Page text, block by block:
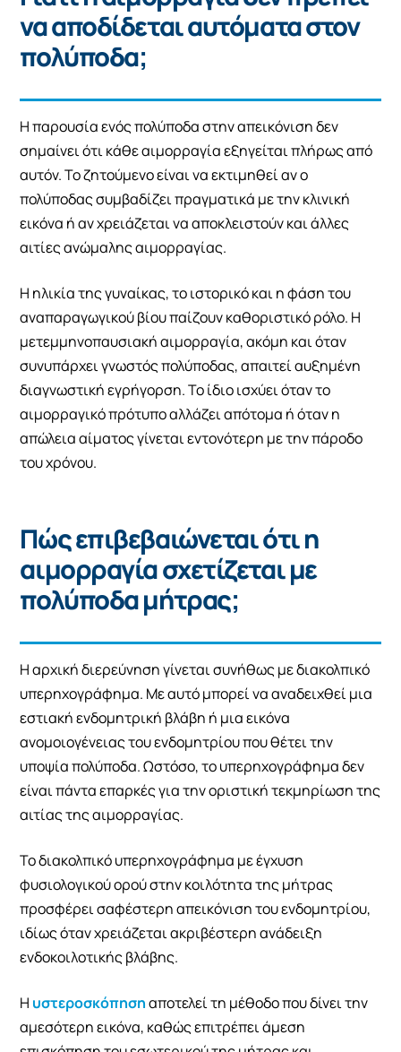
να αποδίδεται αυτόματα στον
πολύποδα;
Η παρουσία ενός πολύποδα στην απεικόνιση δεν
σημαίνει ότι κάθε αιμορραγία εξηγείται πλήρως από
αυτόν. Το ζητούμενο είναι να εκτιμηθεί αν ο
πολύποδας συμβαδίζει πραγματικά με την κλινική
εικόνα ή αν χρειάζεται να αποκλειστούν και άλλες
αιτίες ανώμαλης αιμορραγίας.
Η ηλικία της γυναίκας, το ιστορικό και η φάση του
αναπαραγωγικού βίου παίζουν καθοριστικό ρόλο. Η
μετεμμηνοπαυσιακή αιμορραγία, ακόμη και όταν
συνυπάρχει γνωστός πολύποδας, απαιτεί αυξημένη
διαγνωστική εγρήγορση. Το ίδιο ισχύει όταν το
αιμορραγικό πρότυπο αλλάζει απότομα ή όταν η
απώλεια αίματος γίνεται εντονότερη με την πάροδο
του χρόνου.
Πώς επιβεβαιώνεται ότι η
αιμορραγία σχετίζεται με
πολύποδα μήτρας;
Η αρχική διερεύνηση γίνεται συνήθως με διακολπικό
υπερηχογράφημα. Με αυτό μπορεί να αναδειχθεί μια
εστιακή ενδομητρική βλάβη ή μια εικόνα
ανομοιογένειας του ενδομητρίου που θέτει την
υποψία πολύποδα. Ωστόσο, το υπερηχογράφημα δεν
είναι πάντα επαρκές για την οριστική τεκμηρίωση της
αιτίας της αιμορραγίας.
Το διακολπικό υπερηχογράφημα με έγχυση
φυσιολογικού ορού στην κοιλότητα της μήτρας
προσφέρει σαφέστερη απεικόνιση του ενδομητρίου,
ιδίως όταν χρειάζεται ακριβέστερη ανάδειξη
ενδοκοιλοτικής βλάβης.
Η υστεροσκόπηση αποτελεί τη μέθοδο που δίνει την
αμεσότερη εικόνα, καθώς επιτρέπει άμεση